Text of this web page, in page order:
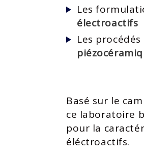
Les
électroactifs
Les
Basé sur le
ce laboratoire
pour la
éléctroactifs.